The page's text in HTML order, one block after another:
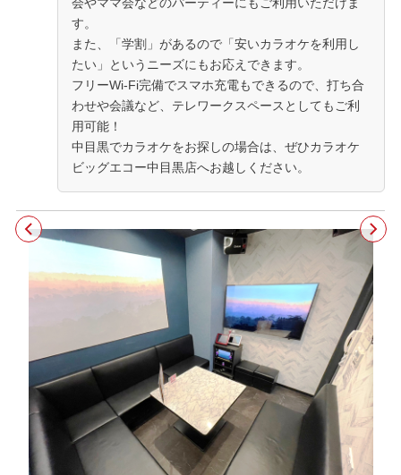
す。
また、「学割」があるので「安いカラオケを利用し
たい」というニーズにもお応えできます。
フリーWi-Fi完備でスマホ充電もできるので、打ち合
わせや会議など、テレワークスペースとしてもご利
用可能！
中目黒でカラオケをお探しの場合は、ぜひカラオケ
ビッグエコー中目黒店へお越しください。